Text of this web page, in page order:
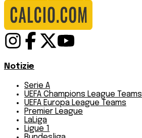
Notizie
Serie A
UEFA Champions League Teams
UEFA Europa League Teams
Premier League
LaLiga
Ligue 1